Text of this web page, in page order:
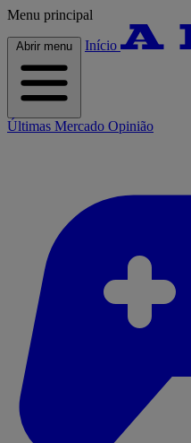
Menu principal
Abrir menu Início
Últimas Mercado Opinião